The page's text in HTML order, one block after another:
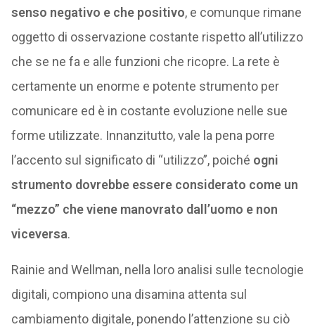
senso negativo e che positivo, e comunque rimane
oggetto di osservazione costante rispetto all’utilizzo
che se ne fa e alle funzioni che ricopre. La rete è
certamente un enorme e potente strumento per
comunicare ed è in costante evoluzione nelle sue
forme utilizzate. Innanzitutto, vale la pena porre
l’accento sul significato di “utilizzo”, poiché ogni
strumento dovrebbe essere considerato come un
“mezzo” che viene manovrato dall’uomo e non
viceversa.
Rainie and Wellman, nella loro analisi sulle tecnologie
digitali, compiono una disamina attenta sul
cambiamento digitale, ponendo l’attenzione su ciò